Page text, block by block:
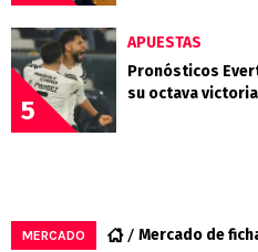
5
APUESTAS
Pronósticos
su octava
MERCADO Mercado de